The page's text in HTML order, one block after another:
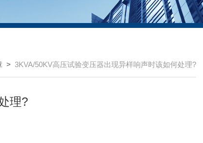
> 3KVA/50KV高压试验变压器出现异样响声时该如何处理?
理?